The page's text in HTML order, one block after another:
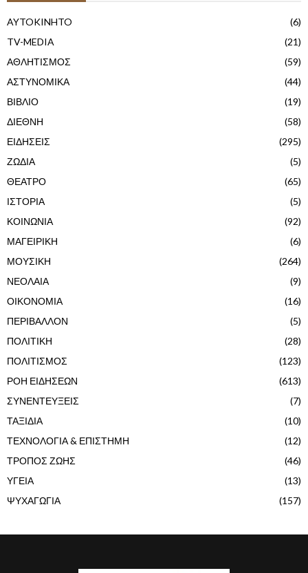
AYTOKINHTO
(6)
TV-MEDIA
(21)
ΑΘΛΗΤΙΣΜΟΣ
(59)
ΑΣΤΥΝΟΜΙΚΑ
(44)
ΒΙΒΛΙΟ
(19)
ΔΙΕΘΝΗ
(58)
ΕΙΔΗΣΕΙΣ
(295)
ΖΩΔΙΑ
(5)
ΘΕΑΤΡΟ
(65)
ΙΣΤΟΡΙΑ
(5)
ΚΟΙΝΩΝΙΑ
(92)
ΜΑΓΕΙΡΙΚΗ
(6)
ΜΟΥΣΙΚΗ
(264)
ΝΕΟΛΑΙΑ
(9)
ΟΙΚΟΝΟΜΙΑ
(16)
ΠΕΡΙΒΑΛΛΟΝ
(5)
ΠΟΛΙΤΙΚΗ
(28)
ΠΟΛΙΤΙΣΜΟΣ
(123)
ΡΟΗ ΕΙΔΗΣΕΩΝ
(613)
ΣΥΝΕΝΤΕΥΞΕΙΣ
(7)
ΤΑΞΙΔΙΑ
(10)
ΤΕΧΝΟΛΟΓΙΑ & ΕΠΙΣΤΗΜΗ
(12)
ΤΡΟΠΟΣ ΖΩΗΣ
(46)
ΥΓΕΙΑ
(13)
ΨΥΧΑΓΩΓΙΑ
(157)